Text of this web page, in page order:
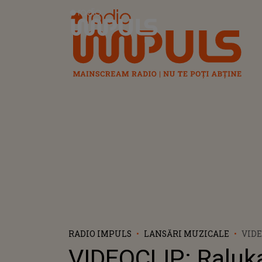
Radio Impuls
RADIO IMPULS LANSĂRI MUZICALE
MEU